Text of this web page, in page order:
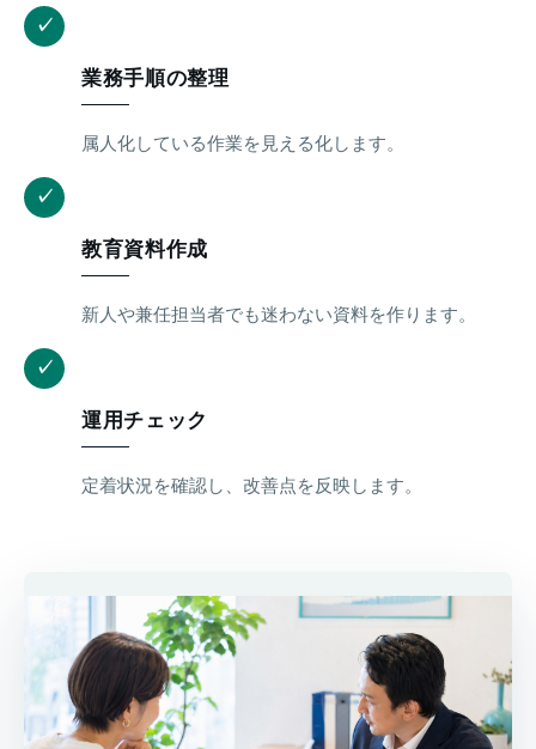
✓
業務手順の整理
属人化している作業を見える化します。
✓
教育資料作成
新人や兼任担当者でも迷わない資料を作ります。
✓
運用チェック
定着状況を確認し、改善点を反映します。